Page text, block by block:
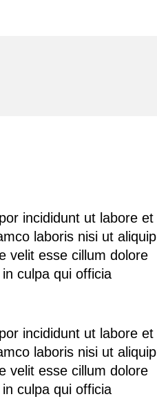
incididunt ut labore et
laboris nisi ut aliquip
velit esse cillum dolore
culpa qui officia
incididunt ut labore et
laboris nisi ut aliquip
velit esse cillum dolore
culpa qui officia